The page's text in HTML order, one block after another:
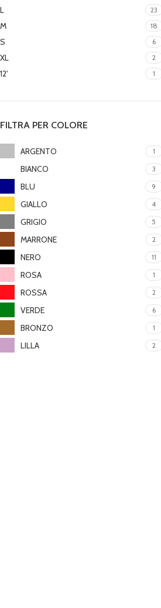
L 23
M 18
S 6
XL 2
12' 1
FILTRA PER COLORE
ARGENTO 1
BIANCO 3
BLU 9
GIALLO 4
GRIGIO 5
MARRONE 2
NERO 11
ROSA 1
ROSSA 2
VERDE 6
BRONZO 1
LILLA 2